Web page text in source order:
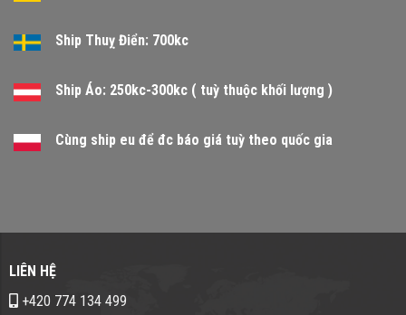
Ship Thuỵ Điển: 700kc
Ship Áo: 250kc-300kc ( tuỳ thuộc khối lượng )
Cùng ship eu để đc báo giá tuỳ theo quốc gia
LIÊN HỆ
+420 774 134 499